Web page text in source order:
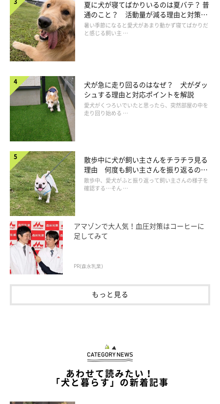
ストレスからの甘噛みは、頑固な噛みグセに発展してしまうこと
もありますので注意が必要です。
かわいい甘噛み画像＆動画
バンダナをカミカミ！
夏に犬が寝てばかりいるのは夏バテ？ 普
通のこと？ 活動量が減る理由と対策と
は
暑い季節になると愛犬があまり動かず寝てばかりだ
と感じる飼い主 …
犬が急に走り回るのはなぜ？ 犬がダッ
シュする理由と対応ポイントを解説
愛犬がくつろいでいたと思ったら、突然部屋の中を
走り回り始める …
散歩中に犬が飼い主さんをチラチラ見る
理由 何度も飼い主さんを振り返るのは
なぜ？
散歩中、愛犬がふと振り返って飼い主さんの様子を
確認する…そん …
アマゾンで大人気！血圧対策はコーヒーに
足してみて
PR(森永乳業)
もっと見る
あわせて読みたい！
「犬と暮らす」の新着記事